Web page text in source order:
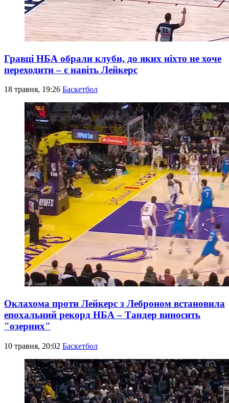
Гравці НБА обрали клуби, до яких ніхто не хоче
переходити – є навіть Лейкерс
18 травня, 19:26 Баскетбол
Оклахома проти Лейкерс з Леброном встановила
епохальний рекорд НБА – Тандер виносить
"озерних"
10 травня, 20:02 Баскетбол